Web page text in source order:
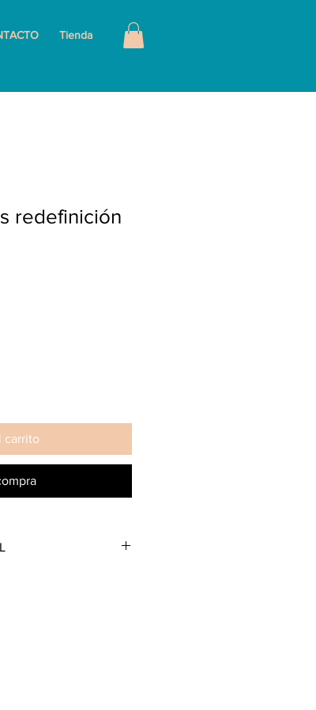
Tienda
redefinición
carrito